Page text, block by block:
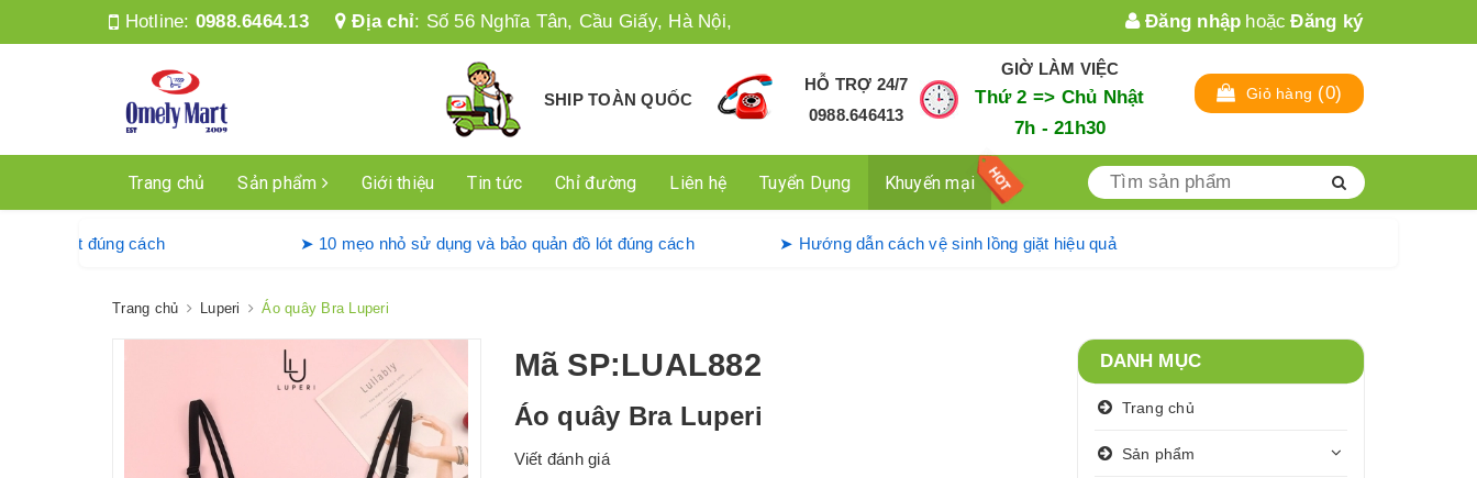
Hotline: 0988.6464.13 Địa chỉ: Số 56 Nghĩa Tân, Cầu Giấy, Hà Nội, Đăng nhập hoặc Đăng ký
SHIP TOÀN QUỐC
HỖ TRỢ 24/7
0988.646413
GIỜ LÀM VIỆC
Thứ 2 => Chủ Nhật
7h - 21h30
Giỏ hàng (0)
Trang chủ Sản phẩm Giới thiệu Tin tức Chỉ đường Liên hệ Tuyển Dụng Khuyến mại
giặt Denkmit đúng cách ➤ 10 mẹo nhỏ sử dụng và bảo quản đồ lót đúng cách ➤ Hướng dẫn cách vệ sinh lồng giặt hiệu quả
Trang chủ Luperi Áo quây Bra Luperi
Mã SP:LUAL882
Áo quây Bra Luperi
Viết đánh giá
DANH MỤC
Trang chủ
Sản phẩm